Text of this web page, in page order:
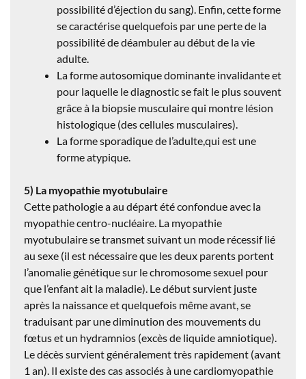
possibilité d’éjection du sang). Enfin, cette forme
se caractérise quelquefois par une perte de la
possibilité de déambuler au début de la vie
adulte.
La forme autosomique dominante invalidante et
pour laquelle le diagnostic se fait le plus souvent
grâce à la biopsie musculaire qui montre lésion
histologique (des cellules musculaires).
La forme sporadique de l’adulte,qui est une
forme atypique.
5) La myopathie myotubulaire
Cette pathologie a au départ été confondue avec la
myopathie centro-nucléaire. La myopathie
myotubulaire se transmet suivant un mode récessif lié
au sexe (il est nécessaire que les deux parents portent
l’anomalie génétique sur le chromosome sexuel pour
que l’enfant ait la maladie). Le début survient juste
après la naissance et quelquefois même avant, se
traduisant par une diminution des mouvements du
fœtus et un hydramnios (excès de liquide amniotique).
Le décès survient généralement très rapidement (avant
1 an). Il existe des cas associés à une cardiomyopathie